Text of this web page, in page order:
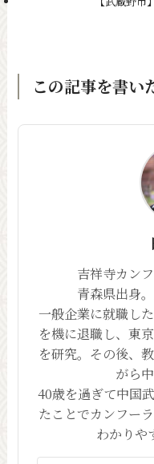
この記事を書い
吉祥寺カン
青森県出身
一般企業に就職し
を機に退職し、東
を研究。その後、
がら
40歳を過ぎて中国
たことでカンフー
わかりや